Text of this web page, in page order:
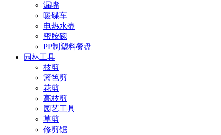
漏嘴
暖碟车
电热水壶
密胺碗
PP制塑料餐盘
园林工具
枝剪
篱笆剪
花剪
高枝剪
园艺工具
草剪
修剪锯